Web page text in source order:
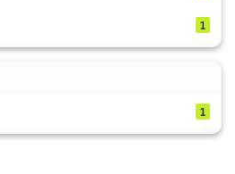
1
1